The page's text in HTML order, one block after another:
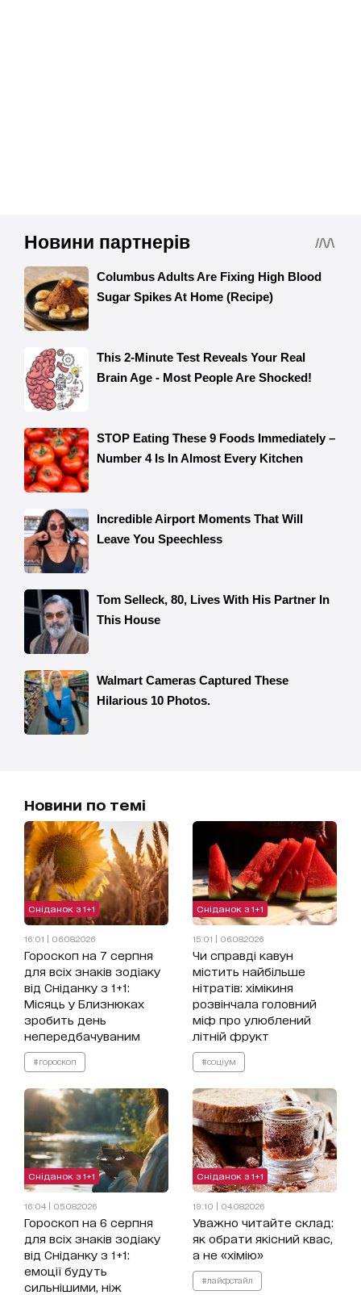
Новини по темі
Сніданок з 1+1
16:01 | 06.08.2026
Гороскоп на 7 серпня
для всіх знаків зодіаку
від Сніданку з 1+1:
Місяць у Близнюках
зробить день
непередбачуваним
#гороскоп
Сніданок з 1+1
15:01 | 06.08.2026
Чи справді кавун
містить найбільше
нітратів: хімікиня
розвінчала головний
міф про улюблений
літній фрукт
#соціум
Сніданок з 1+1
16:04 | 05.08.2026
Гороскоп на 6 серпня
для всіх знаків зодіаку
від Сніданку з 1+1:
емоції будуть
сильнішими, ніж
Сніданок з 1+1
19:10 | 04.08.2026
Уважно читайте склад:
як обрати якісний квас,
а не «хімію»
#лайфстайл